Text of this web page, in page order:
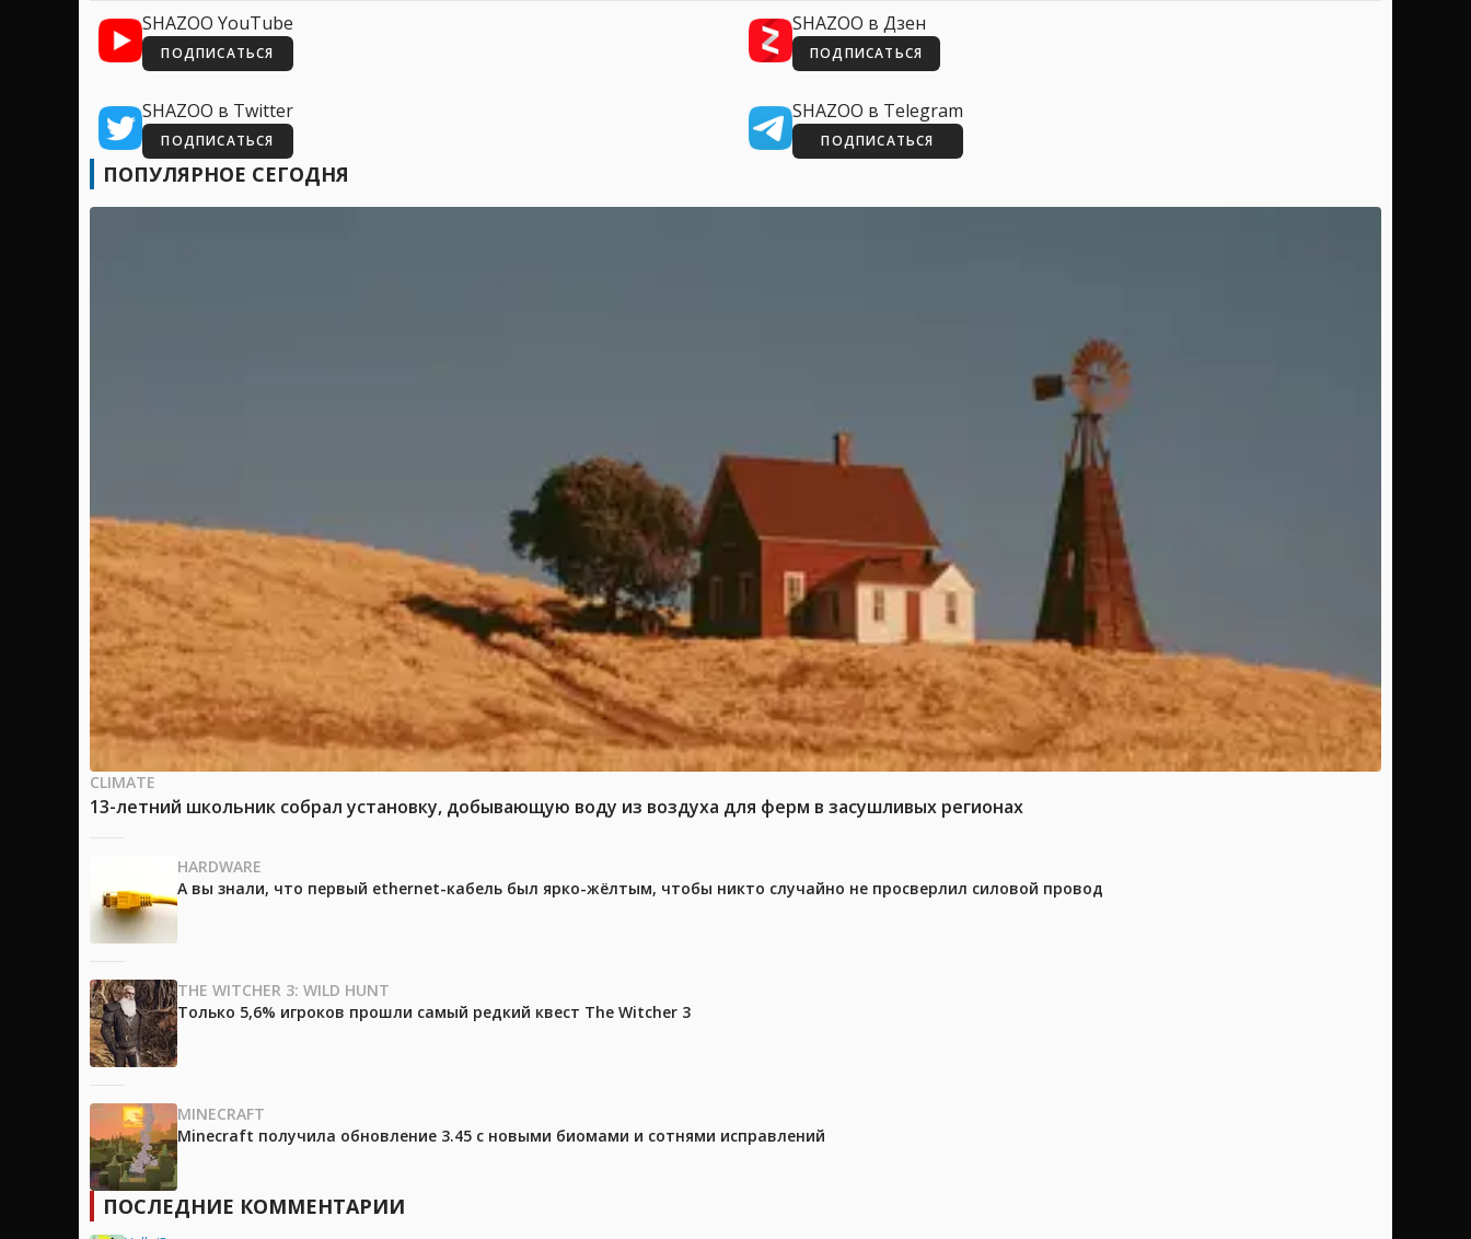
SHAZOO YouTube
ПОДПИСАТЬСЯ
SHAZOO в Дзен
ПОДПИСАТЬСЯ
SHAZOO в Twitter
ПОДПИСАТЬСЯ
SHAZOO в Telegram
ПОДПИСАТЬСЯ
ПОПУЛЯРНОЕ СЕГОДНЯ
CLIMATE
13-летний школьник собрал установку, добывающую воду из воздуха для ферм в засушливых регионах
HARDWARE
А вы знали, что первый ethernet-кабель был ярко-жёлтым, чтобы никто случайно не просверлил силовой провод
THE WITCHER 3: WILD HUNT
Только 5,6% игроков прошли самый редкий квест The Witcher 3
MINECRAFT
Minecraft получила обновление 3.45 с новыми биомами и сотнями исправлений
ПОСЛЕДНИЕ КОММЕНТАРИИ